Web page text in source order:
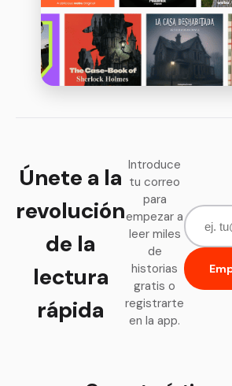
Únete a la
revolución
de la
lectura
rápida
Introduce
tu correo
para
empezar a
leer miles
de
historias
gratis o
registrarte
en la app.